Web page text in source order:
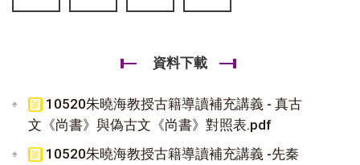
資料下載
10520朱曉海教授古籍導讀補充講義 - 真古
文《尚書》與偽古文《尚書》對照表.pdf
10520朱曉海教授古籍導讀補充講義 -先秦